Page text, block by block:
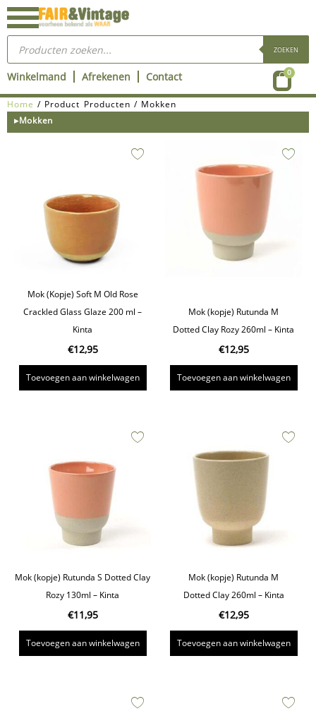
Ga
naar
inhoud
Producten
zoeken ZOEKEN
Winkelmand Afrekenen Contact 0
Home / Product Producten / Mokken
▸Mokken
Mok (Kopje) Soft M Old Rose
Crackled Glass Glaze 200 ml –
Kinta
€12,95
Toevoegen aan winkelwagen
Mok (kopje) Rutunda M
Dotted Clay Rozy 260ml – Kinta
€12,95
Toevoegen aan winkelwagen
Mok (kopje) Rutunda S Dotted Clay
Rozy 130ml – Kinta
€11,95
Toevoegen aan winkelwagen
Mok (kopje) Rutunda M
Dotted Clay 260ml – Kinta
€12,95
Toevoegen aan winkelwagen